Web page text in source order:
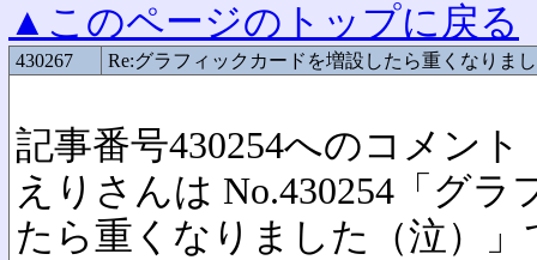
▲このページのトップに戻る
430267 Re:グラフィックカードを増設したら重くなりま
記事番号430254へのコメント
えりさんは No.430254「グ
たら重くなりました（泣）